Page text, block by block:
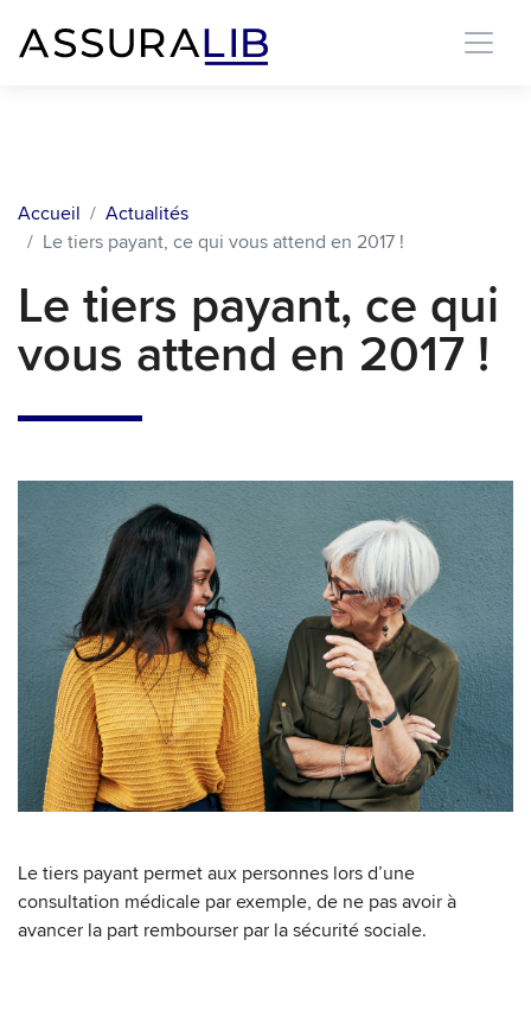
Accueil
Actualités
Le tiers payant, ce qui vous attend en 2017 !
Le tiers payant, ce qui
vous attend en 2017 !
Le tiers payant permet aux personnes lors d’une
consultation médicale par exemple, de ne pas avoir à
avancer la part rembourser par la sécurité sociale.